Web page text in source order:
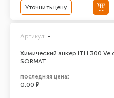
Уточнить цену
Химический анкер ITH 300 Ve
SORMAT
Артикул: -
последняя цена:
0.00 ₽